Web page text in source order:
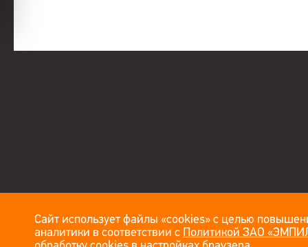
Сайт использует файлы «cookies» с целью
аналитики в соответствии с Политикой ЗАО